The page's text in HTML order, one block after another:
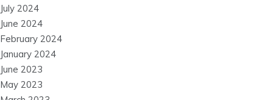
July 2024
June 2024
February 2024
January 2024
June 2023
May 2023